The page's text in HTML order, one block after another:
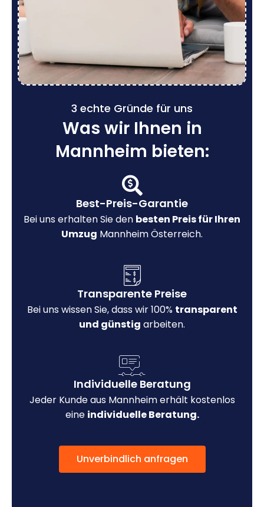
3 echte Gründe für uns
Was wir Ihnen in
Mannheim bieten:
Best-Preis-Garantie
Bei uns erhalten Sie den besten Preis für Ihren
Umzug Mannheim Österreich.
Transparente Preise
Bei uns wissen Sie, dass wir 100% transparent
und günstig arbeiten.
Individuelle Beratung
Jeder Kunde aus Mannheim erhält kostenlos
eine individuelle Beratung.
Unverbindlich anfragen